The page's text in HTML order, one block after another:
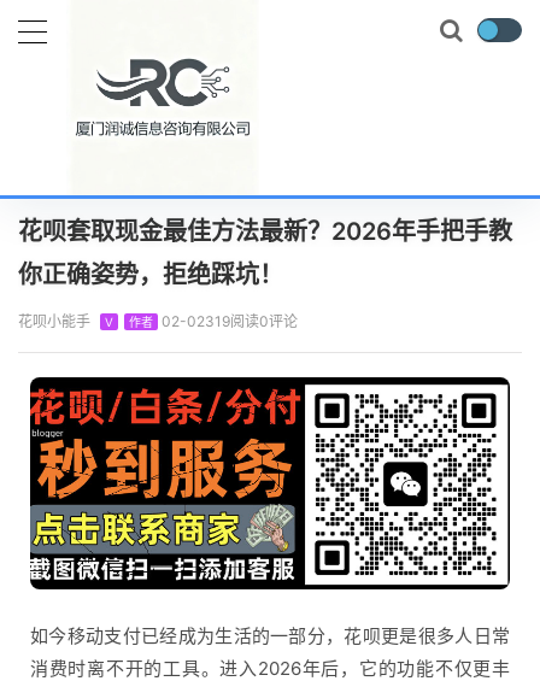
当前位置： 首页 知识百科
花呗套取现金最佳方法最新？2026年手把手教
你正确姿势，拒绝踩坑！
花呗小能手 V 作者 02-02319阅读0评论
如今移动支付已经成为生活的一部分，花呗更是很多人日常
消费时离不开的工具。进入2026年后，它的功能不仅更丰